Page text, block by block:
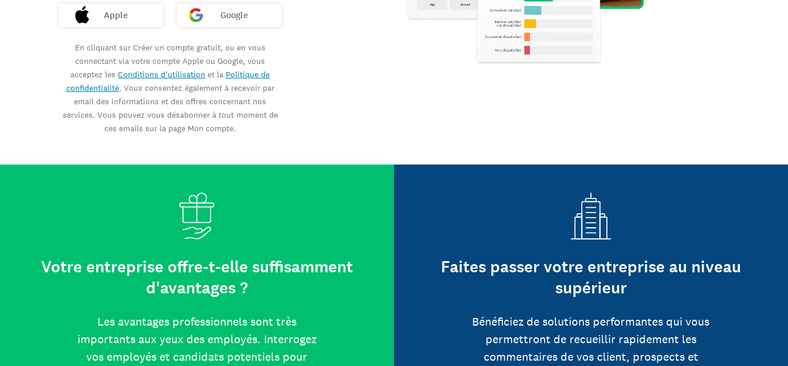
Apple Google
En cliquant sur Créer un compte gratuit, ou en vous
connectant via votre compte Apple ou Google, vous
acceptez les Conditions d'utilisation et la Politique de
confidentialité. Vous consentez également à recevoir par
email des informations et des offres concernant nos
services. Vous pouvez vous désabonner à tout moment de
ces emails sur la page Mon compte.
Votre entreprise offre-t-elle suffisamment
d'avantages ?
Les avantages professionnels sont très
importants aux yeux des employés. Interrogez
vos employés et candidats potentiels pour
Faites passer votre entreprise au niveau
supérieur
Bénéficiez de solutions performantes qui vous
permettront de recueillir rapidement les
commentaires de vos client, prospects et